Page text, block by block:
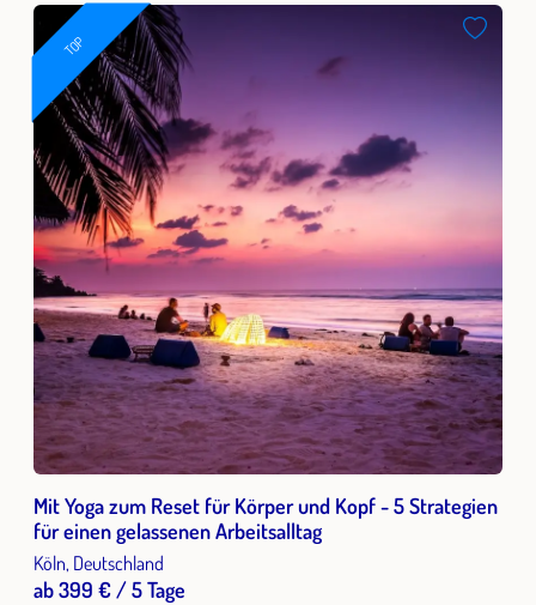
TOP
Mit Yoga zum Reset für Körper und Kopf - 5 Strategien
für einen gelassenen Arbeitsalltag
Köln, Deutschland
ab 399 € / 5 Tage